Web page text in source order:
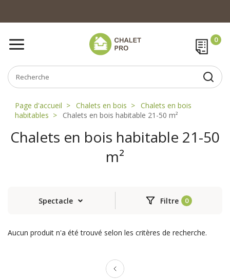
Page d'accueil Chalets en bois
Chalets en bois
habitables
Chalets en bois habitable 21-50 m²
Chalets en bois habitable 21-50
m²
Spectacle Filtre
Aucun produit n'a été trouvé selon les critères de recherche.